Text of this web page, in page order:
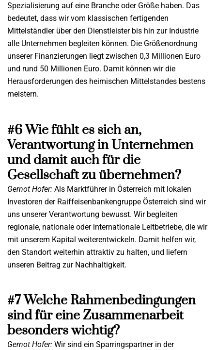
Spezialisierung auf eine Branche oder Größe haben. Das
bedeutet, dass wir vom klassischen fertigenden
Mittelständler über den Dienstleister bis hin zur Industrie
alle Unternehmen begleiten können. Die Größenordnung
unserer Finanzierungen liegt zwischen 0,3 Millionen Euro
und rund 50 Millionen Euro. Damit können wir die
Herausforderungen des heimischen Mittelstandes bestens
meistern.
#6 Wie fühlt es sich an,
Verantwortung in Unternehmen
und damit auch für die
Gesellschaft zu übernehmen?
Gernot Hofer: Als Marktführer in Österreich mit lokalen
Investoren der Raiffeisenbankengruppe Österreich sind wir
uns unserer Verantwortung bewusst. Wir begleiten
regionale, nationale oder internationale Leitbetriebe, die wir
mit unserem Kapital weiterentwickeln. Damit helfen wir,
den Standort weiterhin attraktiv zu halten, und liefern
unseren Beitrag zur Nachhaltigkeit.
#7 Welche Rahmenbedingungen
sind für eine Zusammenarbeit
besonders wichtig?
Gernot Hofer: Wir sind ein Sparringspartner in der